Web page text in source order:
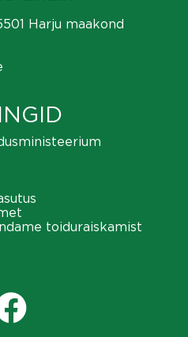
Harju maakond
toiduraiskamist